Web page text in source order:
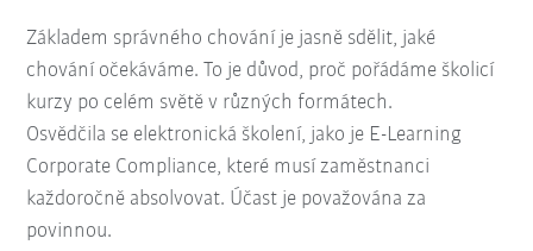
Základem správného chování je jasně sdělit, jaké
chování očekáváme. To je důvod, proč pořádáme školicí
kurzy po celém světě v různých formátech.
Osvědčila se elektronická školení, jako je E-Learning
Corporate Compliance, které musí zaměstnanci
každoročně absolvovat. Účast je považována za
povinnou.